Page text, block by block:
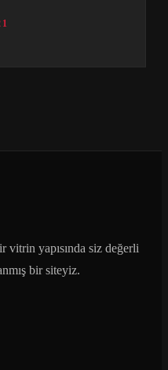
yapısında siz değerli
bir siteyiz.